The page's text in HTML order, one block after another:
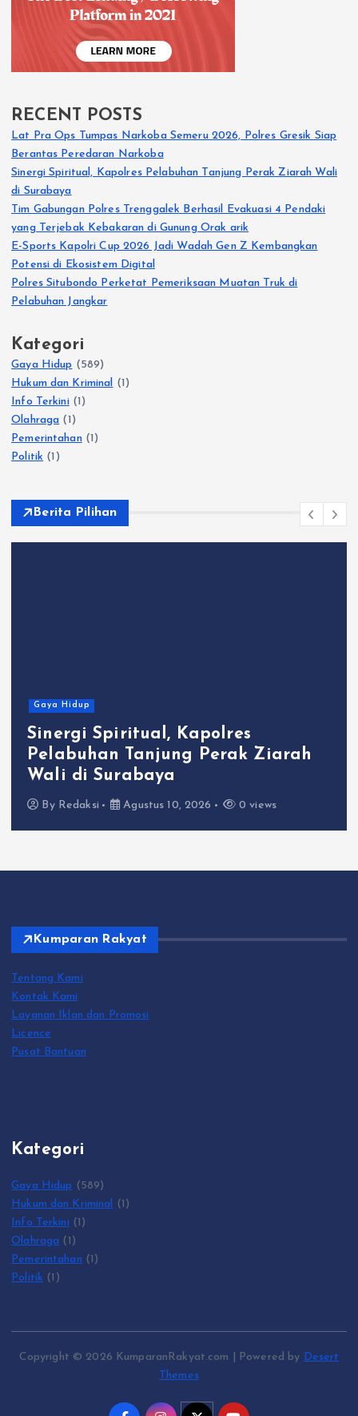
RECENT POSTS
Lat Pra Ops Tumpas Narkoba Semeru 2026, Polres Gresik Siap
Berantas Peredaran Narkoba
Sinergi Spiritual, Kapolres Pelabuhan Tanjung Perak Ziarah Wali
di Surabaya
Tim Gabungan Polres Trenggalek Berhasil Evakuasi 4 Pendaki
yang Terjebak Kebakaran di Gunung Orak arik
E-Sports Kapolri Cup 2026 Jadi Wadah Gen Z Kembangkan
Potensi di Ekosistem Digital
Polres Situbondo Perketat Pemeriksaan Muatan Truk di
Pelabuhan Jangkar
Kategori
Gaya Hidup (589)
Hukum dan Kriminal (1)
Info Terkini(1)
Olahraga (1)
Pemerintahan(1)
Politik (1)
Berita Pilihan
Gaya Hidup
Sinergi Spiritual, Kapolres
Pelabuhan Tanjung Perak Ziarah
Wali di Surabaya
By Redaksi Agustus 10, 2026 0 views
Kumparan Rakyat
Tentang Kami
Kontak Kami
Layanan Iklan dan Promosi
Licence
Pusat Bantuan
Kategori
Gaya Hidup (589)
Hukum dan Kriminal (1)
Info Terkini (1)
Olahraga (1)
Pemerintahan (1)
Politik (1)
Copyright © 2026 KumparanRakyat.com | Powered by Desert
Themes